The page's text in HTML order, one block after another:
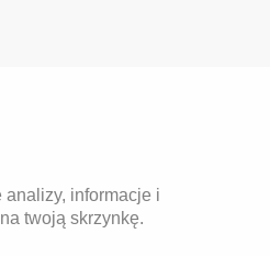
informacje i
twoją skrzynkę.